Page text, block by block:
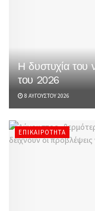
Η δυστυχία του
του 2026
8 ΑΥΓΟΎΣΤΟΥ 2026
ΕΠΙΚΑΙΡΌΤΗΤΑ